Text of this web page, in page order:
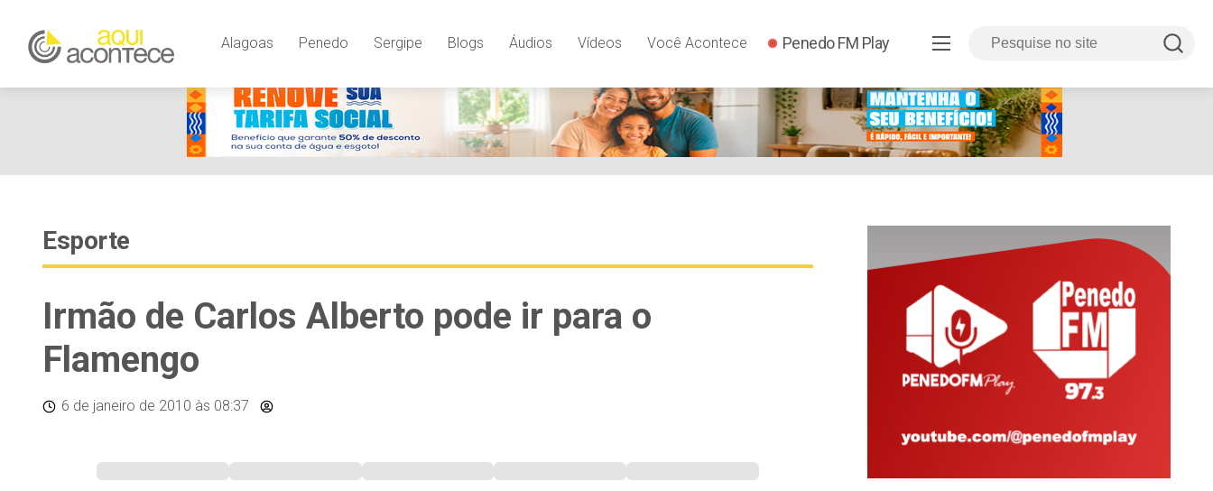
Alagoas Penedo Sergipe Blogs Áudios Vídeos Você Acontece Penedo FM Play
Esporte
Irmão de Carlos Alberto pode ir para o
Flamengo
6 de janeiro de 2010 às 08:37